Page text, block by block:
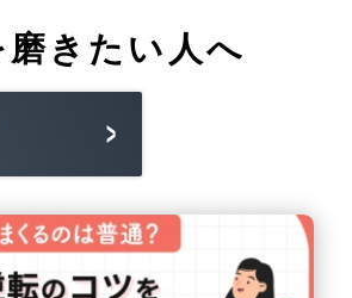
磨きたい人へ